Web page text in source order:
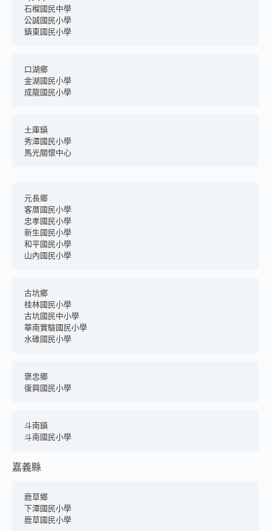
石榴國民中學
公誠國民小學
鎮東國民小學
口湖鄉
金湖國民小學
成龍國民小學
土庫鎮
秀潭國民小學
馬光關懷中心
元長鄉
客厝國民小學
忠孝國民小學
新生國民小學
和平國民小學
山內國民小學
古坑鄉
桂林國民小學
古坑國民中小學
華南實驗國民小學
水碓國民小學
褒忠鄉
復興國民小學
斗南鎮
斗南國民小學
嘉義縣
鹿草鄉
下潭國民小學
鹿草國民小學